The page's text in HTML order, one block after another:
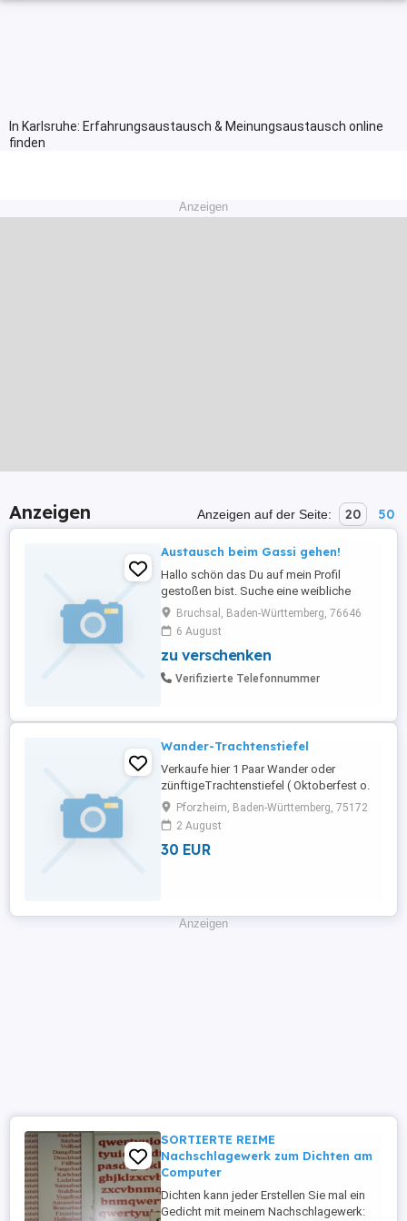
In Karlsruhe: Erfahrungsaustausch & Meinungsaustausch online
finden
Anzeigen
Anzeigen Anzeigen auf der Seite: 20 50
Austausch beim Gassi gehen!
Hallo schön das Du auf mein Profil
gestoßen bist. Suche eine weibliche
Begleitung beim Gassi gehen. Bist Du es
auch Leid immer alleine Gassi zu gehen?
Auch wenn Du keinen Hund haben
solltest, aber gern einen hättest , schließe
Dich uns an. Habe eine Golden Retriever
Bruchsal, Baden-Württemberg, 76646
6 August
zu verschenken
Verifizierte Telefonnummer
Wander-Trachtenstiefel
Verkaufe hier 1 Paar Wander oder
zünftigeTrachtenstiefel ( Oktoberfest o.
ähnl.) kein Fernost sondern Schweizer
Marken Qualität für Damen Schuh Gr. 41
Die Stiefel wurden noch nie getragen . Sie
sind noch zwiegenäht also ein Pary
Pforzheim, Baden-Württemberg, 75172
2 August
30 EUR
Anzeigen
SORTIERTE REIME
Nachschlagewerk zum Dichten am
Computer
Dichten kann jeder Erstellen Sie mal ein
Gedicht mit meinem Nachschlagewerk: